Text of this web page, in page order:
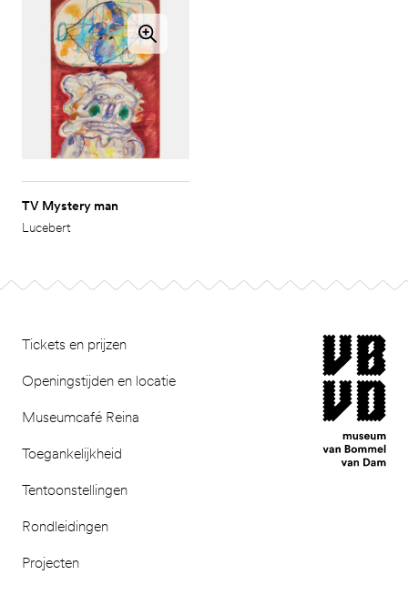
TV Mystery man
Lucebert
Tickets en prijzen
Openingstijden en locatie
Museumcafé Reina
Toegankelijkheid
Tentoonstellingen
Rondleidingen
Projecten
museum van